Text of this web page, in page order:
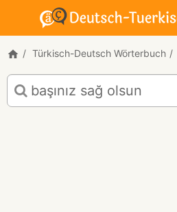
Türkisch-Deutsch Wörterbuch
Türkisch-
Deutsch
Übersetzung